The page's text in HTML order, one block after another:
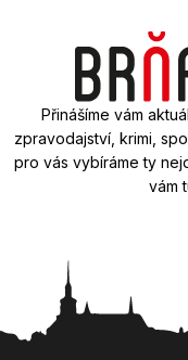
Přinášíme vám
zpravodajství, krimi,
pro vás vybíráme ty
vám